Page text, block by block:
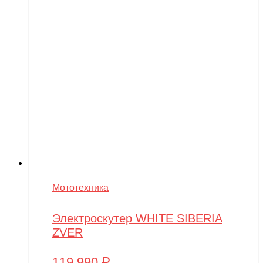
Мототехника
Электроскутер WHITE SIBERIA
ZVER